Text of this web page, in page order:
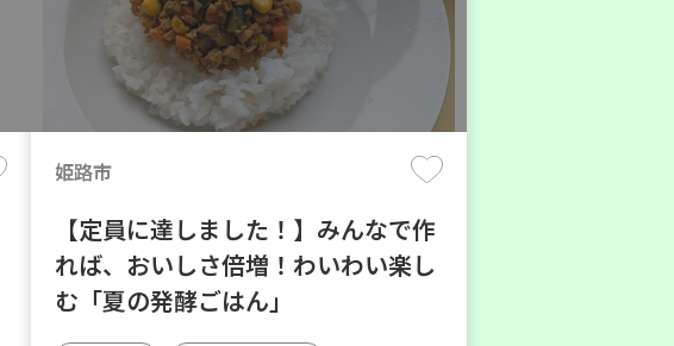
姫路市
【定員に達しました！】みんなで作
れば、おいしさ倍増！わいわい楽し
む「夏の発酵ごはん」